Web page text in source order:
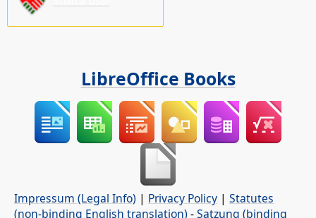
LibreOffice Books
Impressum (Legal Info) | Privacy Policy | Statutes
(non-binding English translation) -Satzung (binding